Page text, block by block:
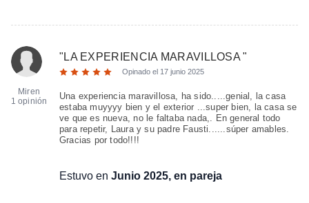
Miren
1 opinión
" LA EXPERIENCIA MARAVILLOSA"
Opinado el 17 junio 2025
Una experiencia maravillosa, ha sido.....genial, la casa
estaba muyyyy bien y el exterior ...super bien, la casa se
ve que es nueva, no le faltaba nada,. En general todo
para repetir, Laura y su padre Fausti......súper amables.
Gracias por todo!!!!
Estuvo en Junio 2025, en pareja